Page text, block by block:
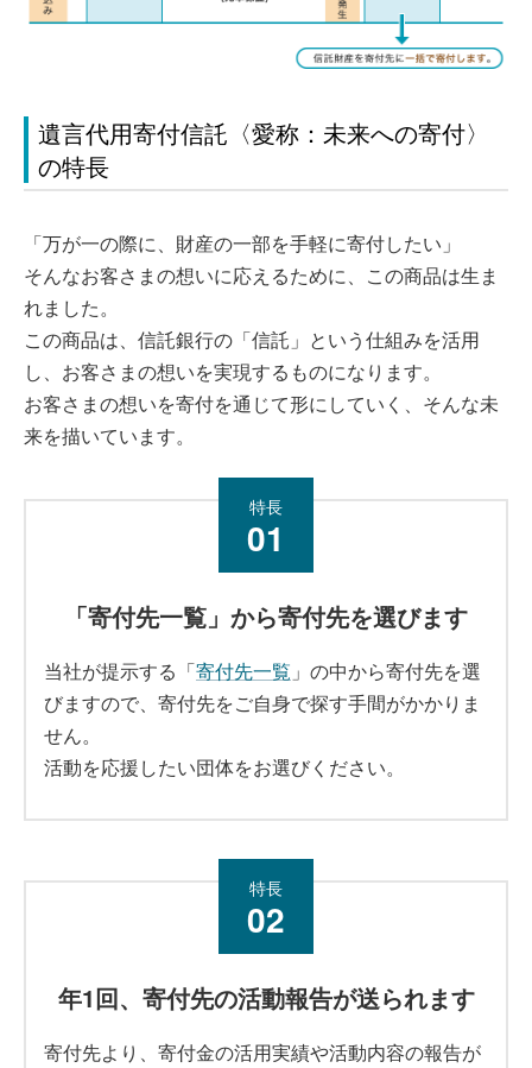
遺言代用寄付信託〈愛称：未来への寄付〉
の特長
「万が一の際に、財産の一部を手軽に寄付したい」
そんなお客さまの想いに応えるために、この商品は生ま
れました。
この商品は、信託銀行の「信託」という仕組みを活用
し、お客さまの想いを実現するものになります。
お客さまの想いを寄付を通じて形にしていく、そんな未
来を描いています。
特長
01
「寄付先一覧」から寄付先を選びます
当社が提示する「寄付先一覧 」の中から寄付先を選
びますので、寄付先をご自身で探す手間がかかりま
せん。
活動を応援したい団体をお選びください。
特長
02
年1回、寄付先の活動報告が送られます
寄付先より、寄付金の活用実績や活動内容の報告が